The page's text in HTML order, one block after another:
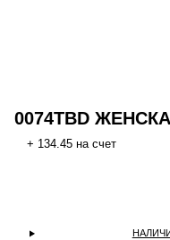
0074TBD
+ 134.45 на счет